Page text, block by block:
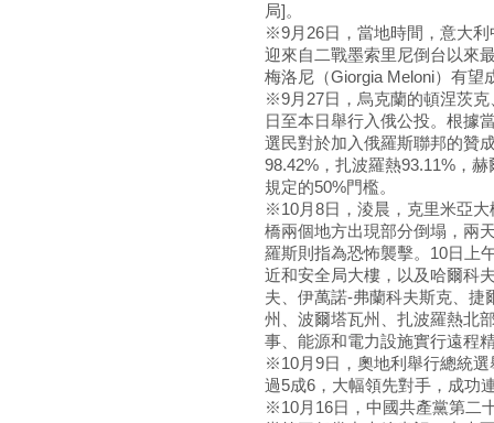
局]。
※9月26日，當地時間，意大
迎來自二戰墨索里尼倒台以來
梅洛尼（Giorgia Meloni）有望
※9月27日，烏克蘭的頓涅茨
日至本日舉行入俄公投。根據
選民對於加入俄羅斯聯邦的贊
98.42%，扎波羅熱93.11%，
規定的50%門檻。
※10月8日，淩晨，克里米亞
橋兩個地方出現部分倒塌，兩
羅斯則指為恐怖襲擊。10日上
近和安全局大樓，以及哈爾科
夫、伊萬諾-弗蘭科夫斯克、捷
州、波爾塔瓦州、扎波羅熱北
事、能源和電力設施實行遠程
※10月9日，奧地利舉行總統
過5成6，大幅領先對手，成功
※10月16日，中國共產黨第二